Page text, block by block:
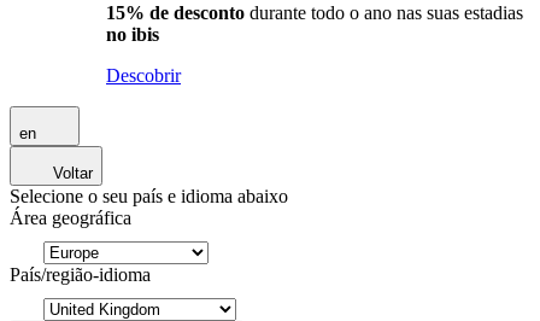
15% de desconto durante todo o ano nas suas estadias
no ibis
Descobrir
en
Voltar
Selecione o seu país e idioma abaixo
Área geográfica
País/região-idioma